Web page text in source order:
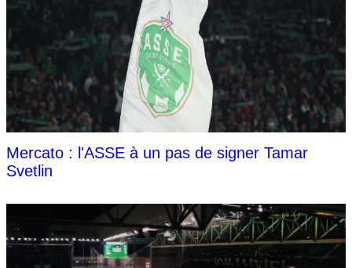
Mercato : l'ASSE à un pas de signer Tamar
Svetlin